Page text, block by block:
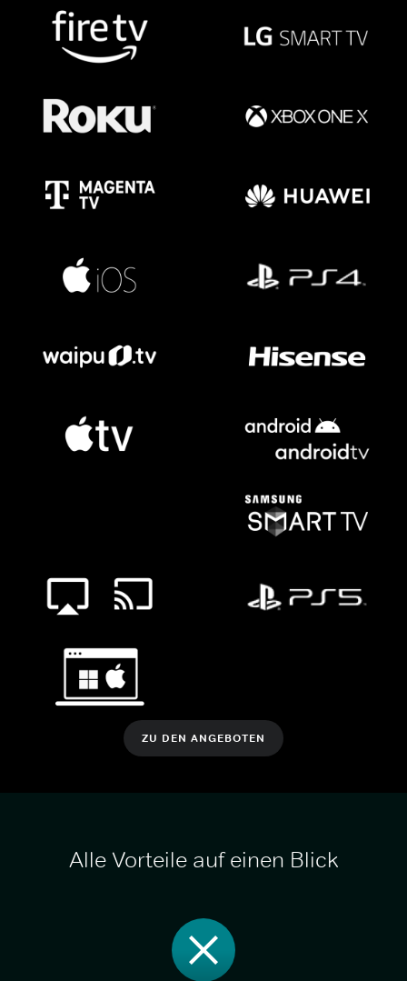
ZU DEN ANGEBOTEN
Alle Vorteile auf einen Blick